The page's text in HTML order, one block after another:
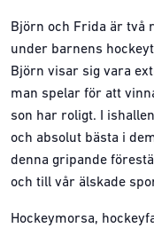
Björn och Frida är två
under barnens
Björn visar sig vara
man spelar för att
son har roligt. I
och absolut bästa i
denna gripande
och till vår älskade
Hockeymorsa,